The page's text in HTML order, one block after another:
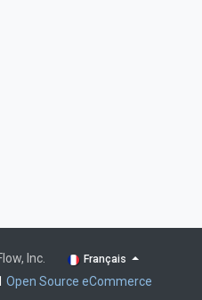
Inc. Français
Open Source eCommerce